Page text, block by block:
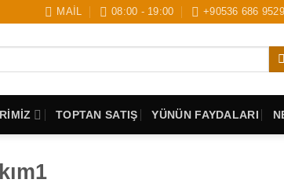
MAİL 08:00 - 19:00 +90536 686 9529
TOPTAN SATIŞ YÜNÜN FAYDALARI